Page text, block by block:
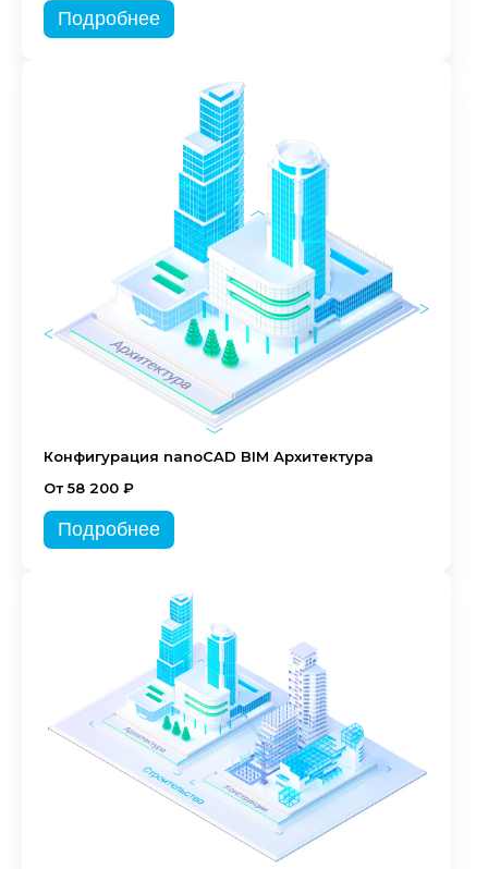
Подробнее
Конфигурация nanoCAD BIM Архитектура
От 58 200 ₽
Подробнее